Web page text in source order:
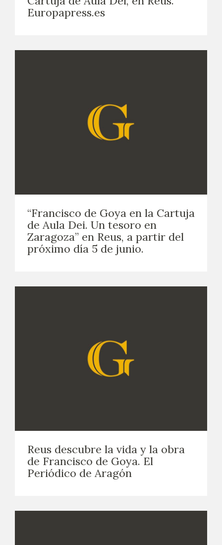
Europapress.es
“Francisco de Goya en la Cartuja
de Aula Dei. Un tesoro en
Zaragoza” en Reus, a partir del
próximo día 5 de junio.
Reus descubre la vida y la obra
de Francisco de Goya. El
Periódico de Aragón